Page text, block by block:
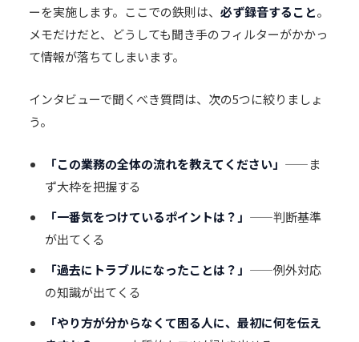
ーを実施します。ここでの鉄則は、 必ず録音すること。
メモだけだと、どうしても聞き手のフィルターがかかっ
て情報が落ちてしまいます。
インタビューで聞くべき質問は、次の5つに絞りましょ
う。
「この業務の全体の流れを教えてください」 ——ま
ず大枠を把握する
「一番気をつけているポイントは？」 ——判断基準
が出てくる
「過去にトラブルになったことは？」 ——例外対応
の知識が出てくる
「やり方が分からなくて困る人に、最初に何を伝え